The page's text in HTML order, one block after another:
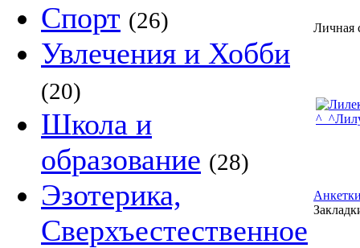
Спорт (26)
Увлечения и Хобби
(20)
Школа и
образование (28)
Эзотерика,
Сверхъестественное
Личная